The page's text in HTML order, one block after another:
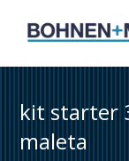
kit starter
maleta